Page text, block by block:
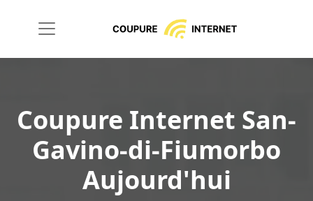
Coupure Internet San-
Gavino-di-Fiumorbo
Aujourd'hui